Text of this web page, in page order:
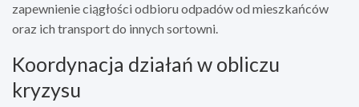
zapewnienie ciągłości odbioru odpadów od mieszkańców
oraz ich transport do innych sortowni.
Koordynacja działań w obliczu
kryzysu